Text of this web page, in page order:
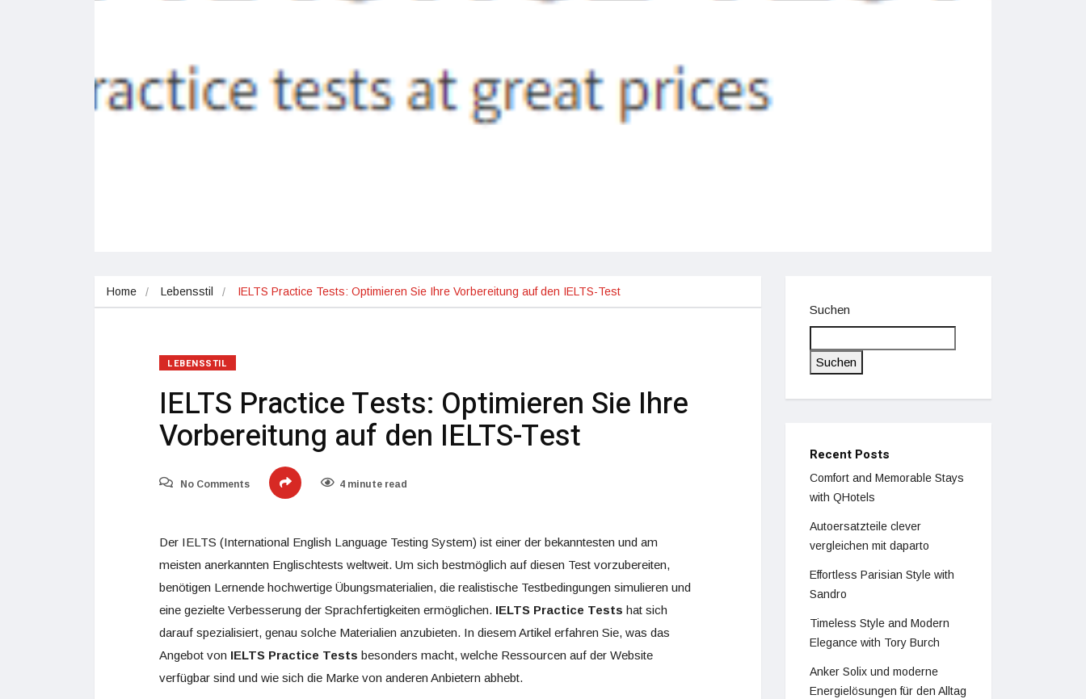
Home Lebensstil IELTS Practice Tests: Optimieren Sie Ihre Vorbereitung auf den IELTS-Test
LEBENSSTIL
IELTS Practice Tests: Optimieren Sie Ihre
Vorbereitung auf den IELTS-Test
No Comments 4 minute read
Der IELTS (International English Language Testing System) ist einer der bekanntesten und am
meisten anerkannten Englischtests weltweit. Um sich bestmöglich auf diesen Test vorzubereiten,
benötigen Lernende hochwertige Übungsmaterialien, die realistische Testbedingungen simulieren und
eine gezielte Verbesserung der Sprachfertigkeiten ermöglichen. IELTS Practice Tests hat sich
darauf spezialisiert, genau solche Materialien anzubieten. In diesem Artikel erfahren Sie, was das
Angebot von IELTS Practice Tests besonders macht, welche Ressourcen auf der Website
verfügbar sind und wie sich die Marke von anderen Anbietern abhebt.
Suchen
Suchen
Recent Posts
Comfort and Memorable Stays
with QHotels
Autoersatzteile clever
vergleichen mit daparto
Effortless Parisian Style with
Sandro
Timeless Style and Modern
Elegance with Tory Burch
Anker Solix und moderne
Energielösungen für den Alltag